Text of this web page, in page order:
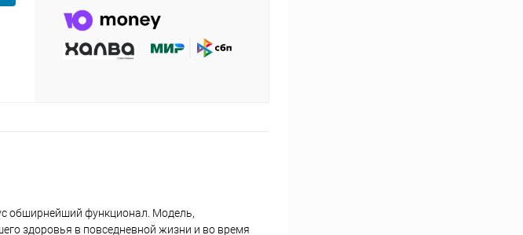
обширнейший функционал. Модель,
здоровья в повседневной жизни и во время
02-51